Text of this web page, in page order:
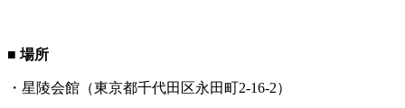
■ 場所
・星陵会館（東京都千代田区永田町2-16-2）